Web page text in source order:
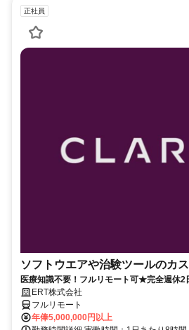
正社員
ソフトウエアや治験ツールのカ
医療知識不要！フルリモート可★完全週休2
ERT株式会社
フルリモート
年俸5,000,000円以上